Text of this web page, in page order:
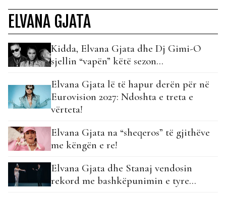
ELVANA GJATA
Kidda, Elvana Gjata dhe Dj Gimi-O
sjellin “vapën” këtë sezon…
Elvana Gjata lë të hapur derën për në
Eurovision 2027: Ndoshta e treta e
vërteta!
Elvana Gjata na “sheqeros” të gjithëve
me këngën e re!
Elvana Gjata dhe Stanaj vendosin
rekord me bashkëpunimin e tyre…